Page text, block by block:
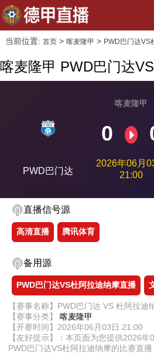
当前位置: 首页> 喀麦隆甲 > PWD巴门达VS
喀麦隆甲 PWD巴门达
PWD巴门达
喀麦隆甲
0
2026年06月
21:00
直播信号源
高清直播 腾讯体育
备用源
PWD巴门达VS杜阿拉迪纳摩直播
【赛事名称】PWD巴门达 VS 杜阿拉迪
【赛事分类】 喀麦隆甲
【开赛时间】2026年06月03日 21:00
【友好提示】：本页面为您提供2026
PWD巴门达VS杜阿拉迪纳摩的比赛直